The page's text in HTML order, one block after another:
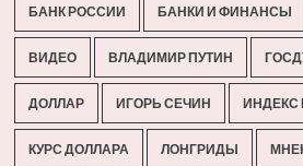
БАНК РОССИИ БАНКИ И ФИНАНСЫ
ВИДЕО ВЛАДИМИР ПУТИН
ДОЛЛАР ИГОРЬ СЕЧИН
КУРС ДОЛЛАРА ЛОНГРИДЫ